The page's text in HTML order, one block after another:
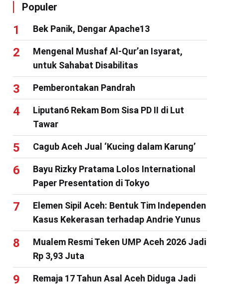
Populer
Bek Panik, Dengar Apache13
Mengenal Mushaf Al-Qur’an Isyarat,
untuk Sahabat Disabilitas
Pemberontakan Pandrah
Liputan6 Rekam Bom Sisa PD II di Lut
Tawar
Cagub Aceh Jual ‘Kucing dalam Karung’
Bayu Rizky Pratama Lolos International
Paper Presentation di Tokyo
Elemen Sipil Aceh: Bentuk Tim Independen
Kasus Kekerasan terhadap Andrie Yunus
Mualem Resmi Teken UMP Aceh 2026 Jadi
Rp 3,93 Juta
Remaja 17 Tahun Asal Aceh Diduga Jadi